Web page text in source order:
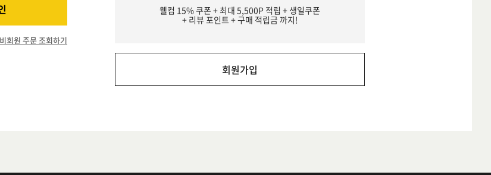
비회원 주문 조회하기
웰컴 15% 쿠폰 + 최대 5,500P 적립 + 생일쿠폰
+ 리뷰 포인트 + 구매 적립금 까지!
회원가입